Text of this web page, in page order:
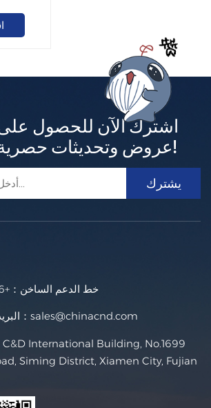
اشترك الآن للحصول
عروض وتحديثات حصرية!
خط الدعم الساخن： +86 0592 2263666
البريد الإلكتروني للتواصل： sales@chinacnd.com
Siming District, Xiamen City, Fujian